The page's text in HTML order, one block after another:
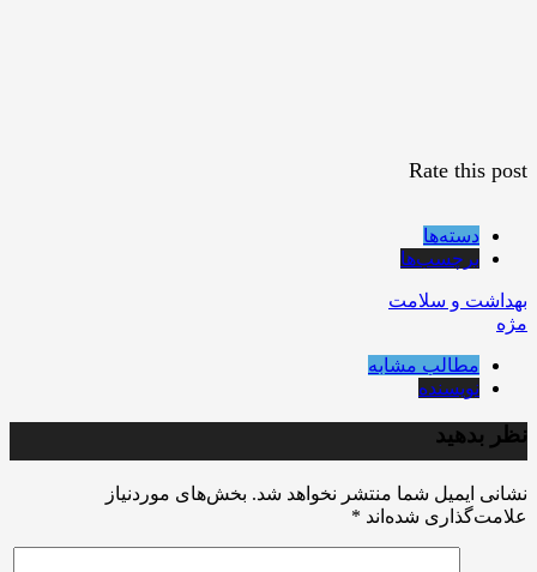
Rate this post
دسته‌ها
برچسب‌ها
بهداشت و سلامت
مژه
مطالب مشابه
نویسنده
نظر بدهید
نشانی ایمیل شما منتشر نخواهد شد. بخش‌های موردنیاز
علامت‌گذاری شده‌اند *